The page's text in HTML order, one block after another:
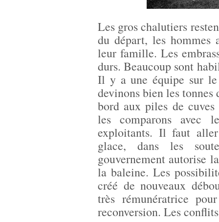
Les gros chalutiers
du départ, les
leur famille. Les
durs. Beaucoup sont
Il y a une équipe sur
devinons bien les tonnes
bord aux piles de
les comparons avec
exploitants. Il faut
glace, dans les
gouvernement autorise
la baleine. Les
créé de nouveaux
très rémunératrice
reconversion. Les